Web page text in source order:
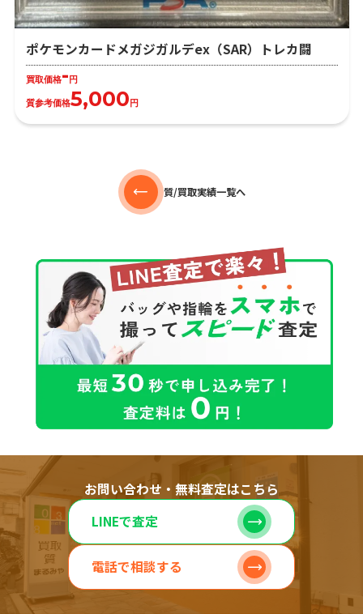
ポケモンカードメガジガルデex（SAR）トレカ闘
買取価格- 円
質参考価格5,000 円
質/買取実績一覧へ
お問い合わせ・無料査定はこちら
LINEで査定
電話で相談する